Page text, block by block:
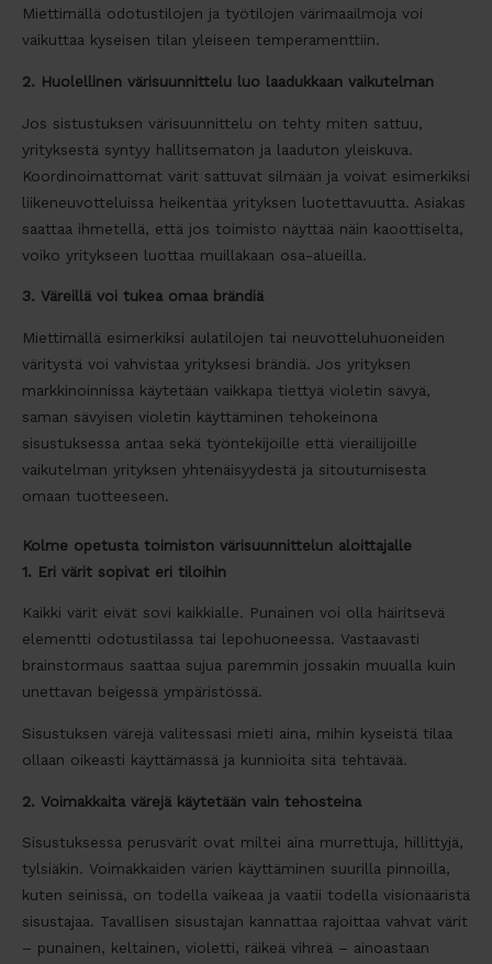
Miettimällä odotustilojen ja työtilojen värimaailmoja voi
vaikuttaa kyseisen tilan yleiseen temperamenttiin.
2. Huolellinen värisuunnittelu luo laadukkaan vaikutelman
Jos sistustuksen värisuunnittelu on tehty miten sattuu,
yrityksestä syntyy hallitsematon ja laaduton yleiskuva.
Koordinoimattomat värit sattuvat silmään ja voivat esimerkiksi
liikeneuvotteluissa heikentää yrityksen luotettavuutta. Asiakas
saattaa ihmetellä, että jos toimisto näyttää näin kaoottiselta,
voiko yritykseen luottaa muillakaan osa-alueilla.
3. Väreillä voi tukea omaa brändiä
Miettimällä esimerkiksi aulatilojen tai neuvotteluhuoneiden
väritystä voi vahvistaa yrityksesi brändiä. Jos yrityksen
markkinoinnissa käytetään vaikkapa tiettyä violetin sävyä,
saman sävyisen violetin käyttäminen tehokeinona
sisustuksessa antaa sekä työntekijöille että vierailijoille
vaikutelman yrityksen yhtenäisyydestä ja sitoutumisesta
omaan tuotteeseen.
Kolme opetusta toimiston värisuunnittelun aloittajalle
1. Eri värit sopivat eri tiloihin
Kaikki värit eivät sovi kaikkialle. Punainen voi olla häiritsevä
elementti odotustilassa tai lepohuoneessa. Vastaavasti
brainstormaus saattaa sujua paremmin jossakin muualla kuin
unettavan beigessä ympäristössä.
Sisustuksen värejä valitessasi mieti aina, mihin kyseistä tilaa
ollaan oikeasti käyttämässä ja kunnioita sitä tehtävää.
2. Voimakkaita värejä käytetään vain tehosteina
Sisustuksessa perusvärit ovat miltei aina murrettuja, hillittyjä,
tylsiäkin. Voimakkaiden värien käyttäminen suurilla pinnoilla,
kuten seinissä, on todella vaikeaa ja vaatii todella visionääristä
sisustajaa. Tavallisen sisustajan kannattaa rajoittaa vahvat värit
– punainen, keltainen, violetti, räikeä vihreä – ainoastaan